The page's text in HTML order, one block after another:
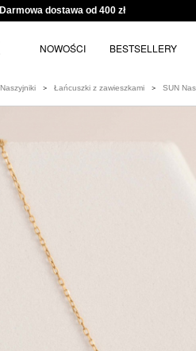
Darmowa dostawa od 400 zł
NOWOŚCI BESTSELLERY
Naszyjniki Łańcuszki z zawieszkami SUN